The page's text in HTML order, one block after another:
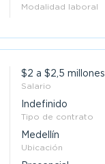
Modalidad laboral
$2 a $2,5 millones
Salario
Indefinido
Tipo de contrato
Medellín
Ubicación